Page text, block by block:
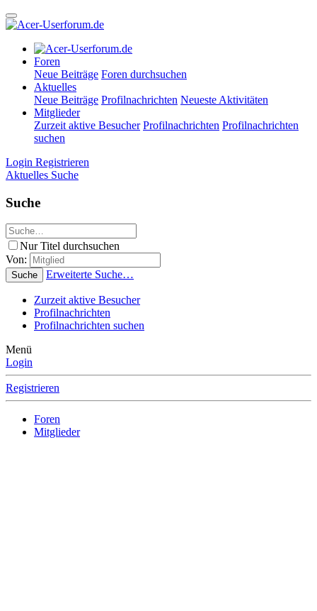
Foren
Neue Beiträge Foren durchsuchen
Aktuelles
Neue Beiträge Profilnachrichten Neueste Aktivitäten
Mitglieder
Zurzeit aktive Besucher Profilnachrichten Profilnachrichten
suchen
Login Registrieren
Aktuelles Suche
Suche
Nur Titel durchsuchen
Von:
Suche Erweiterte Suche…
Zurzeit aktive Besucher
Profilnachrichten
Profilnachrichten suchen
Menü
Login
Registrieren
Foren
Mitglieder